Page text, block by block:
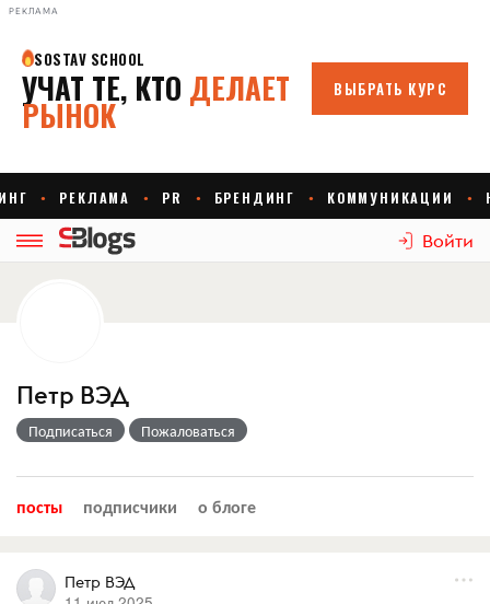
РЕКЛАМА
Войти
Петр ВЭД
Подписаться Пожаловаться
посты подписчики о блоге
Петр ВЭД